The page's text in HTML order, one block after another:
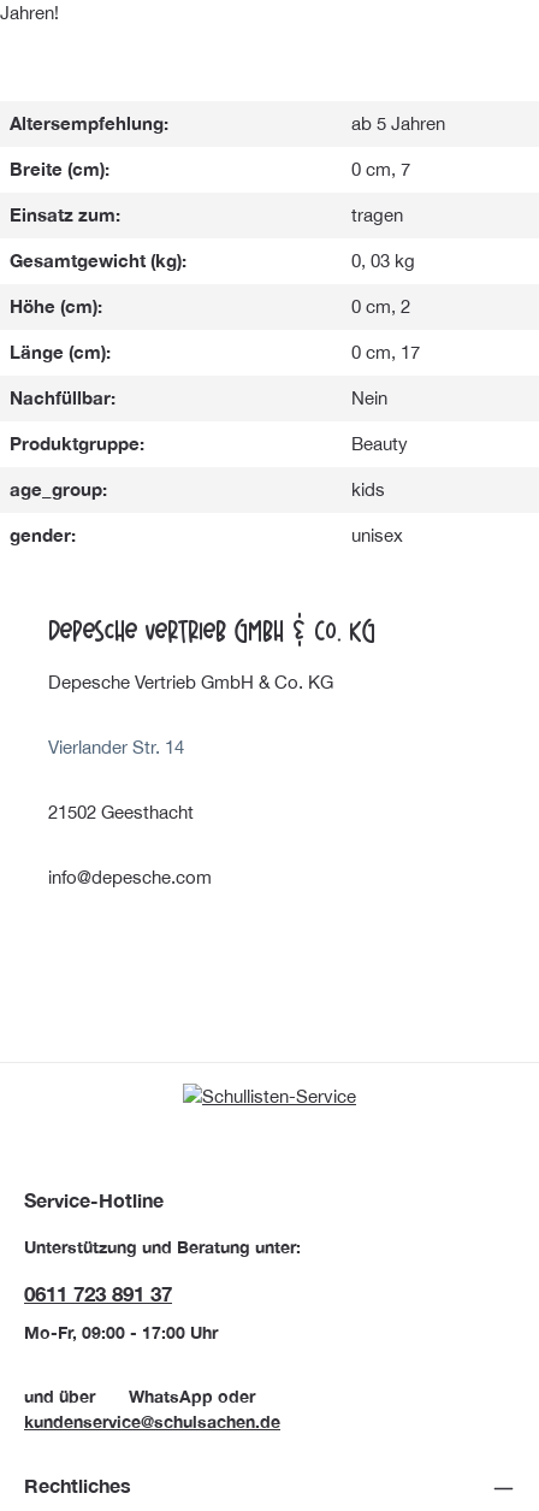
Jahren!
Altersempfehlung: ab 5 Jahren
Breite (cm): 0 cm, 7
Einsatz zum: tragen
Gesamtgewicht (kg): 0, 03 kg
Höhe (cm): 0 cm, 2
Länge (cm): 0 cm, 17
Nachfüllbar: Nein
Produktgruppe: Beauty
age_group: kids
gender: unisex
Depesche Vertrieb GmbH & Co. KG
Depesche Vertrieb GmbH & Co. KG
Vierlander Str. 14
21502 Geesthacht
info@depesche.com
Service-Hotline
Unterstützung und Beratung unter:
0611 723 891 37
Mo-Fr, 09:00 - 17:00 Uhr
und über WhatsApp oder
kundenservice@schulsachen.de
Rechtliches